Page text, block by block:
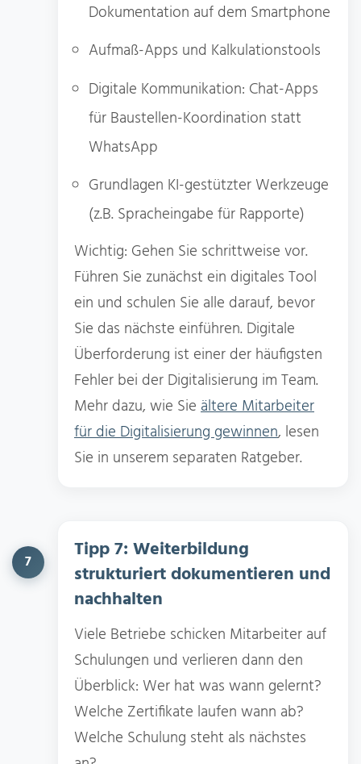
Dokumentation auf dem Smartphone
Aufmaß-Apps und Kalkulationstools
Digitale Kommunikation: Chat-Apps
für Baustellen-Koordination statt
WhatsApp
Grundlagen KI-gestützter Werkzeuge
(z.B. Spracheingabe für Rapporte)
Wichtig: Gehen Sie schrittweise vor.
Führen Sie zunächst ein digitales Tool
ein und schulen Sie alle darauf, bevor
Sie das nächste einführen. Digitale
Überforderung ist einer der häufigsten
Fehler bei der Digitalisierung im Team.
Mehr dazu, wie Sie ältere Mitarbeiter
für die Digitalisierung gewinnen, lesen
Sie in unserem separaten Ratgeber.
7
Tipp 7: Weiterbildung
strukturiert dokumentieren und
nachhalten
Viele Betriebe schicken Mitarbeiter auf
Schulungen und verlieren dann den
Überblick: Wer hat was wann gelernt?
Welche Zertifikate laufen wann ab?
Welche Schulung steht als nächstes